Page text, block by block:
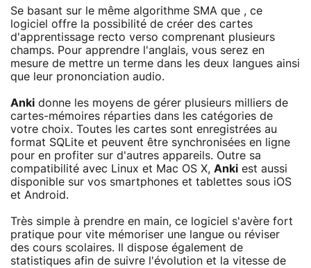
Se basant sur le même algorithme SMA que , ce
logiciel offre la possibilité de créer des cartes
d'apprentissage recto verso comprenant plusieurs
champs. Pour apprendre l'anglais, vous serez en
mesure de mettre un terme dans les deux langues ainsi
que leur prononciation audio.
Anki donne les moyens de gérer plusieurs milliers de
cartes-mémoires réparties dans les catégories de
votre choix. Toutes les cartes sont enregistrées au
format SQLite et peuvent être synchronisées en ligne
pour en profiter sur d'autres appareils. Outre sa
compatibilité avec Linux et Mac OS X, Anki est aussi
disponible sur vos smartphones et tablettes sous iOS
et Android.
Très simple à prendre en main, ce logiciel s'avère fort
pratique pour vite mémoriser une langue ou réviser
des cours scolaires. Il dispose également de
statistiques afin de suivre l'évolution et la vitesse de